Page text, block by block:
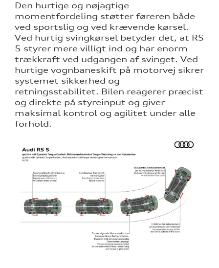
Den hurtige og nøjagtige
momentfordeling støtter føreren både
ved sportslig og ved krævende kørsel.
Ved hurtig svingkørsel betyder det, at RS
5 styrer mere villigt ind og har enorm
trækkraft ved udgangen af svinget. Ved
hurtige vognbaneskift på motorvej sikrer
systemet sikkerhed og
retningsstabilitet. Bilen reagerer præcist
og direkte på styreinput og giver
maksimal kontrol og agilitet under alle
forhold.